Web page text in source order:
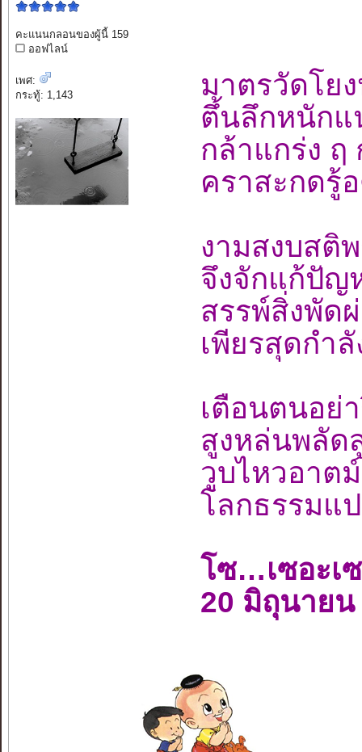
คะแนนกลอนของผู้นี้ 159
ออฟไลน์
เพศ:
กระทู้: 1,143
มาตรวัดโย
ตึ้นลึกหนัก
กล้าแกร่ง
คราสะกด
งามสงบส
จึงจักแก้ปั
สรรพ์สิ่งพัด
เพียรสุดกำ
เตือนตนอ
สูงหล่นพลั
วูบไหวอาต
โลกธรรมแ
โซ…เซอะเ
20 มิถุนายน